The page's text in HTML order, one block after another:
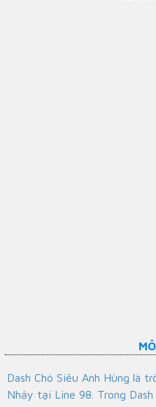
Dash Chó Siêu Anh Hùng là
Nhảy tại Line 98. Trong